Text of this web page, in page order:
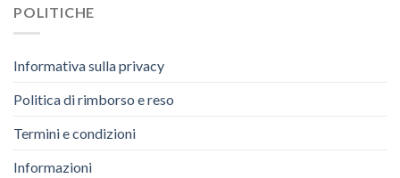
POLITICHE
Informativa sulla privacy
Politica di rimborso e reso
Termini e condizioni
Informazioni